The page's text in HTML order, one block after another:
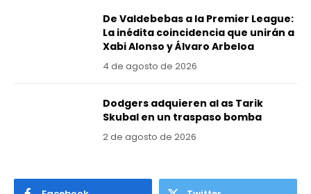
De Valdebebas a la Premier League:
La inédita coincidencia que unirán a
Xabi Alonso y Álvaro Arbeloa
4 de agosto de 2026
Dodgers adquieren al as Tarik
Skubal en un traspaso bomba
2 de agosto de 2026